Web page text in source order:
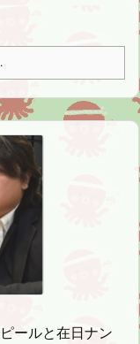
ールと在日ナン